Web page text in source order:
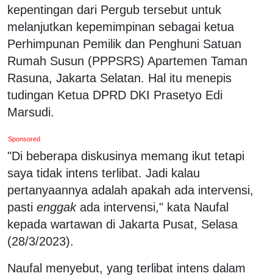
kepentingan dari Pergub tersebut untuk
melanjutkan kepemimpinan sebagai ketua
Perhimpunan Pemilik dan Penghuni Satuan
Rumah Susun (PPPSRS) Apartemen Taman
Rasuna, Jakarta Selatan. Hal itu menepis
tudingan Ketua DPRD DKI Prasetyo Edi
Marsudi.
Sponsored
"Di beberapa diskusinya memang ikut tetapi
saya tidak intens terlibat. Jadi kalau
pertanyaannya adalah apakah ada intervensi,
pasti enggakada intervensi," kata Naufal
kepada wartawan di Jakarta Pusat, Selasa
(28/3/2023).
Naufal menyebut, yang terlibat intens dalam